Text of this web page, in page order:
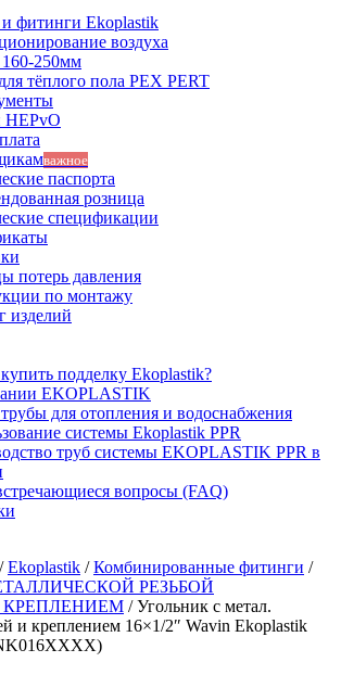
фитинги Ekoplastik
воздуха
250мм
тёплого пола PEX PERT
важное
паспорта
розница
спецификации
потерь давления
по монтажу
изделий
подделку Ekoplastik?
EKOPLASTIK
для отопления и водоснабжения
системы Ekoplastik PPR
труб системы EKOPLASTIK PPR в
вопросы (FAQ)
/Ekoplastik /Комбинированные фитинги /
РЕЗЬБОЙ
/Угольник с метал.
и креплением 16×1/2″ Wavin Ekoplastik